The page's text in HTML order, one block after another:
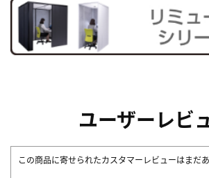
ユーザーレビ
この商品に寄せられたカスタマーレビューはまだあ